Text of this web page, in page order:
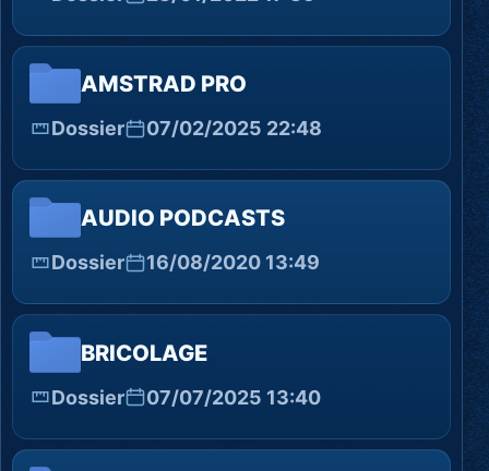
AMSTRAD PRO
Dossier 07/02/2025 22:48
AUDIO PODCASTS
Dossier 16/08/2020 13:49
BRICOLAGE
Dossier 07/07/2025 13:40